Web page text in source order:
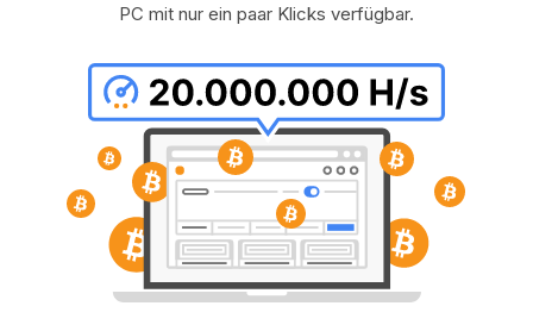
PC mit nur ein paar Klicks verfügbar.